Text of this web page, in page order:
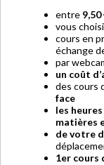
entre
vous
cours en
échange
par
un coût
des cours
face
les
matières
de votre
1er cours